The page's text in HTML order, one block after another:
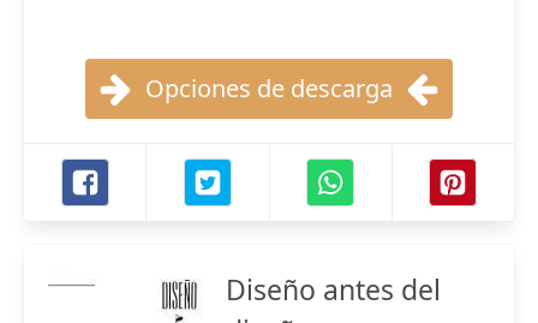
Opciones de descarga
Diseño antes del